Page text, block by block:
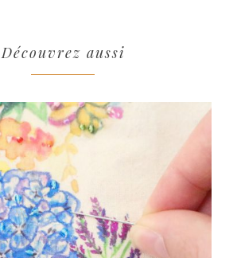
Découvrez aussi